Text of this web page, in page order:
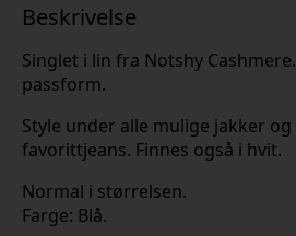
Beskrivelse
Singlet i lin fra Notshy
passform.
Style under alle mulige jakker
favorittjeans. Finnes også i hvit.
Normal i størrelsen.
Farge: Blå.